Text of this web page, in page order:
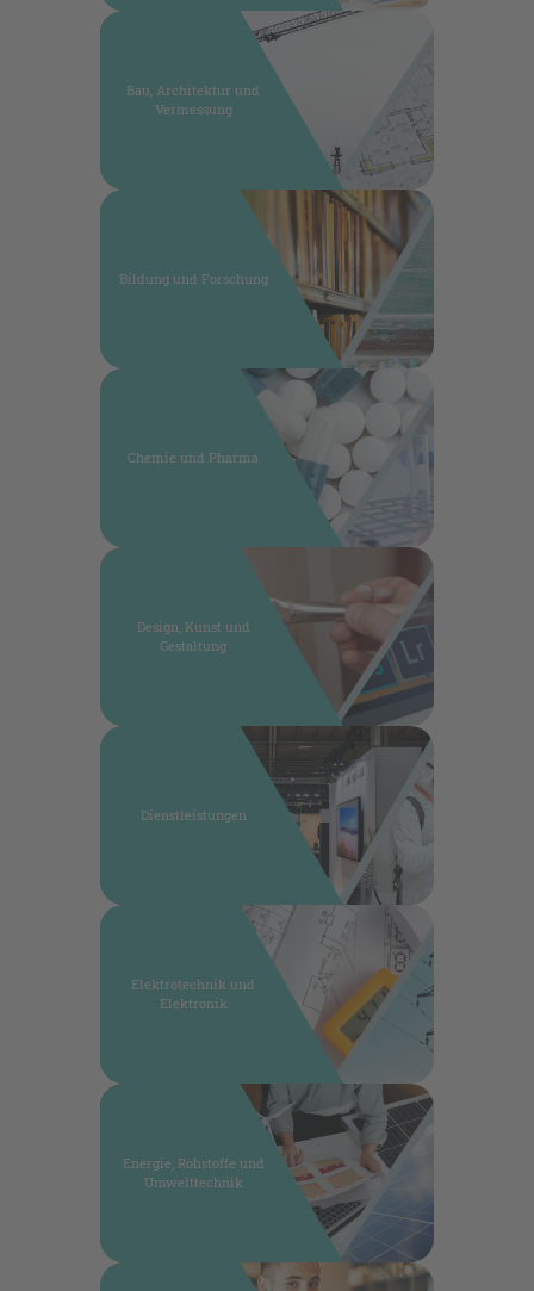
Bau, Architektur und
Vermessung
Bildung und Forschung
Chemie und Pharma
Design, Kunst und
Gestaltung
Dienstleistungen
Elektrotechnik und
Elektronik
Energie, Rohstoffe und
Umwelttechnik